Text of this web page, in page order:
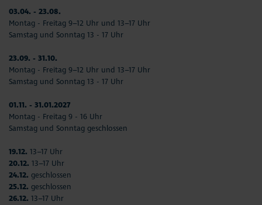
03.04. - 23.08.
Montag - Freitag 9–12 Uhr und 13–17 Uhr
Samstag und Sonntag 13 - 17 Uhr
23.09. - 31.10.
Montag - Freitag 9–12 Uhr und 13–17 Uhr
Samstag und Sonntag 13 - 17 Uhr
01.11. - 31.01.2027
Montag - Freitag 9 - 16 Uhr
Samstag und Sonntag geschlossen
19.12. 13–17 Uhr
20.12. 13–17 Uhr
24.12. geschlossen
25.12. geschlossen
26.12. 13–17 Uhr